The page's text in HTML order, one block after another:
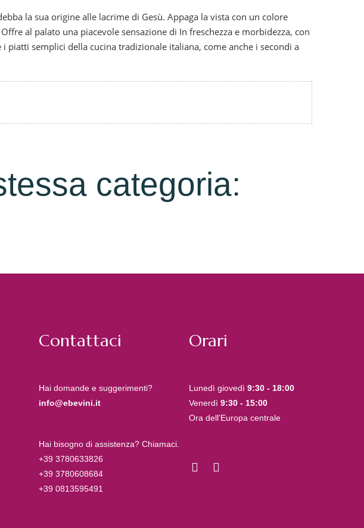
la sua origine alle lacrime di Gesù. Appaga la vista con un colore
al palato una piacevole sensazione di In freschezza e morbidezza, con
semplici della cucina tradizionale italiana, come anche i secondi a
categoria:
Contattaci
Hai domande e suggerimenti?
info@ebevini.it
Hai bisogno di assistenza? Chiamaci.
+39 3780633826
+39 3780608684
+39 0813595491
Orari
Lunedì giovedì 9:30 - 18:00
Venerdì 9:30 - 15:00
Ora dell'Europa centrale